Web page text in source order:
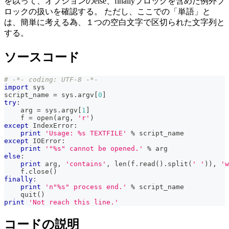
ロックの扱いを確認する。 ただし、ここでの「単語」と
は、簡単に考える為、１つの空白文字で区切られた文字列と
する。
ソースコード
# -*- coding: UTF-8 -*-
import sys
script_name = sys . argv 0
try :
    arg
= sys . argv 1
    f
= open ( arg , 'r' )
except IndexError :
print
'Usage: %s TEXTFILE' % script_name
except IOError :
print
'"%s" cannot be opened.' % arg
else :
print arg , 'contains' , len ( f . read ( ) . split ( ' ' ) ) ,
    f
. close ( )
finally :
print
'n"%s" process end.' % script_name
    quit
( )
print
'Not reach this line.'
コードの説明